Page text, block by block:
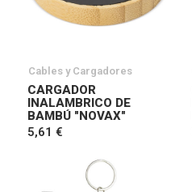
Cables y Cargadores
CARGADOR
INALAMBRICO DE
BAMBÚ "NOVAX"
5,61 €